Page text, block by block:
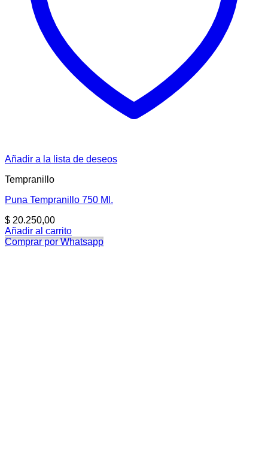
Añadir a la lista de deseos
Tempranillo
Puna Tempranillo 750 Ml.
$ 20.250,00
Añadir al carrito
Comprar por Whatsapp